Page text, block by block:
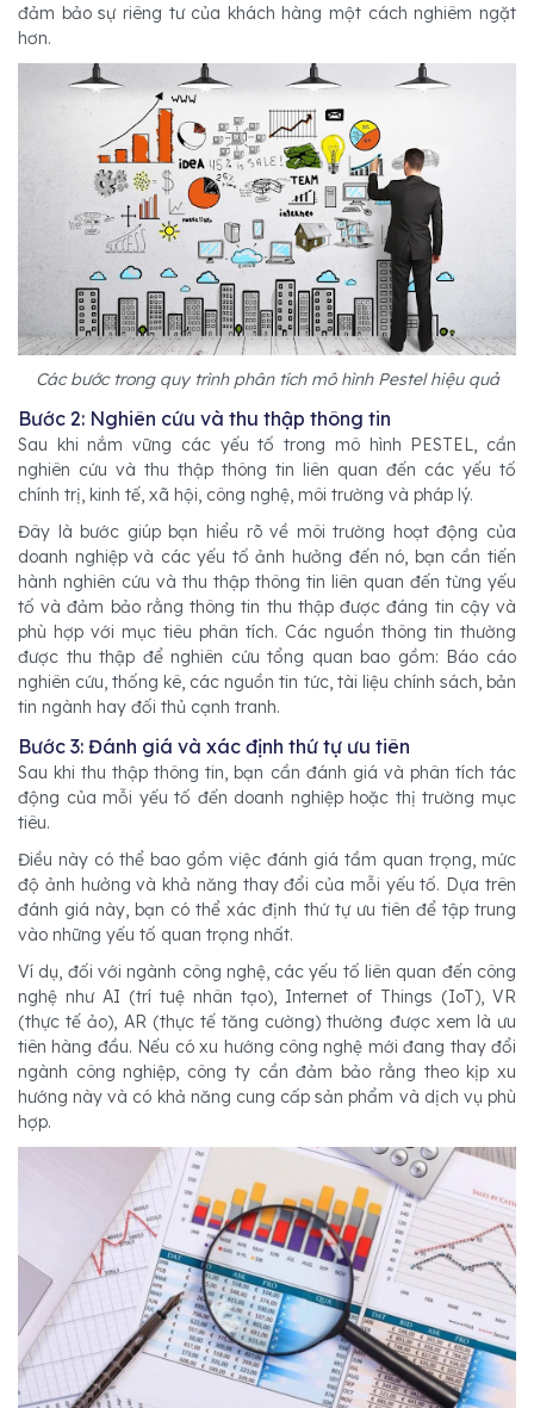
đảm bảo sự riêng tư của khách hàng một cách nghiêm ngặt
hơn.
Các bước trong quy trình phân tích mô hình Pestel hiệu quả
Bước 2: Nghiên cứu và thu thập thông tin
Sau khi nắm vững các yếu tố trong mô hình PESTEL, cần
nghiên cứu và thu thập thông tin liên quan đến các yếu tố
chính trị, kinh tế, xã hội, công nghệ, môi trường và pháp lý.
Đây là bước giúp bạn hiểu rõ về môi trường hoạt động của
doanh nghiệp và các yếu tố ảnh hưởng đến nó, bạn cần tiến
hành nghiên cứu và thu thập thông tin liên quan đến từng yếu
tố và đảm bảo rằng thông tin thu thập được đáng tin cậy và
phù hợp với mục tiêu phân tích. Các nguồn thông tin thường
được thu thập để nghiên cứu tổng quan bao gồm: Báo cáo
nghiên cứu, thống kê, các nguồn tin tức, tài liệu chính sách, bản
tin ngành hay đối thủ cạnh tranh.
Bước 3: Đánh giá và xác định thứ tự ưu tiên
Sau khi thu thập thông tin, bạn cần đánh giá và phân tích tác
động của mỗi yếu tố đến doanh nghiệp hoặc thị trường mục
tiêu.
Điều này có thể bao gồm việc đánh giá tầm quan trọng, mức
độ ảnh hưởng và khả năng thay đổi của mỗi yếu tố. Dựa trên
đánh giá này, bạn có thể xác định thứ tự ưu tiên để tập trung
vào những yếu tố quan trọng nhất.
Ví dụ, đối với ngành công nghệ, các yếu tố liên quan đến công
nghệ như AI (trí tuệ nhân tạo), Internet of Things (IoT), VR
(thực tế ảo), AR (thực tế tăng cường) thường được xem là ưu
tiên hàng đầu. Nếu có xu hướng công nghệ mới đang thay đổi
ngành công nghiệp, công ty cần đảm bảo rằng theo kịp xu
hướng này và có khả năng cung cấp sản phẩm và dịch vụ phù
hợp.